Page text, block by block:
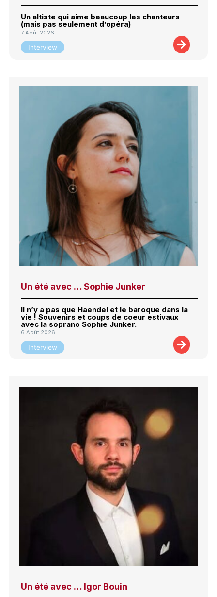
Un altiste qui aime beaucoup les chanteurs
(mais pas seulement d’opéra)
7 Août 2026
Interview
Un été avec … Sophie Junker
Il n’y a pas que Haendel et le baroque dans la
vie ! Souvenirs et coups de coeur estivaux
avec la soprano Sophie Junker.
6 Août 2026
Interview
Un été avec … Igor Bouin